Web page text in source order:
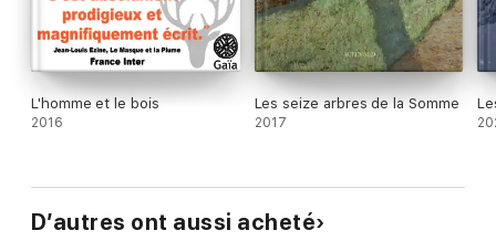
L'homme et le bois
2016
Les seize arbres de la Somme
2017
D’autres ont aussi acheté